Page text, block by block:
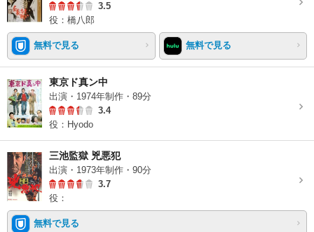
3.5
役：橋八郎
無料で見る 無料で見る
東京ド真ン中
出演・1974年制作・89分
3.4
役：Hyodo
三池監獄 兇悪犯
出演・1973年制作・90分
3.7
役：
無料で見る